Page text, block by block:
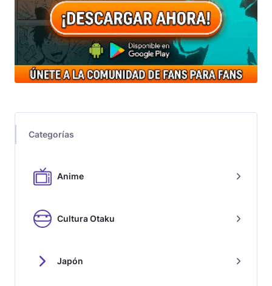
Categorías
Anime
Cultura Otaku
Japón